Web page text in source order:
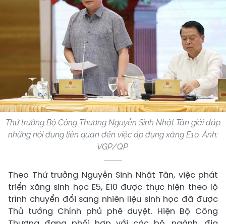
Thứ trưởng Bộ Công Thương Nguyễn Sinh Nhật Tân giải đáp
những nội dung liên quan đến việc áp dụng xăng E10. Ảnh:
VGP/QP.
Theo Thứ trưởng Nguyễn Sinh Nhật Tân, việc phát
triển xăng sinh học E5, E10 được thực hiện theo lộ
trình chuyển đổi sang nhiên liệu sinh học đã được
Thủ tướng Chính phủ phê duyệt. Hiện Bộ Công